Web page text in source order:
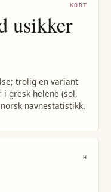
KORT
usikker
trolig en variant
gresk helene (sol,
navnestatistikk.
H